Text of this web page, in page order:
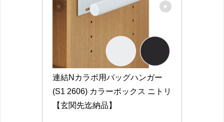
連結Nカラボ用バッグハンガー
(S1 2606) カラーボックス ニトリ
【玄関先迄納品】